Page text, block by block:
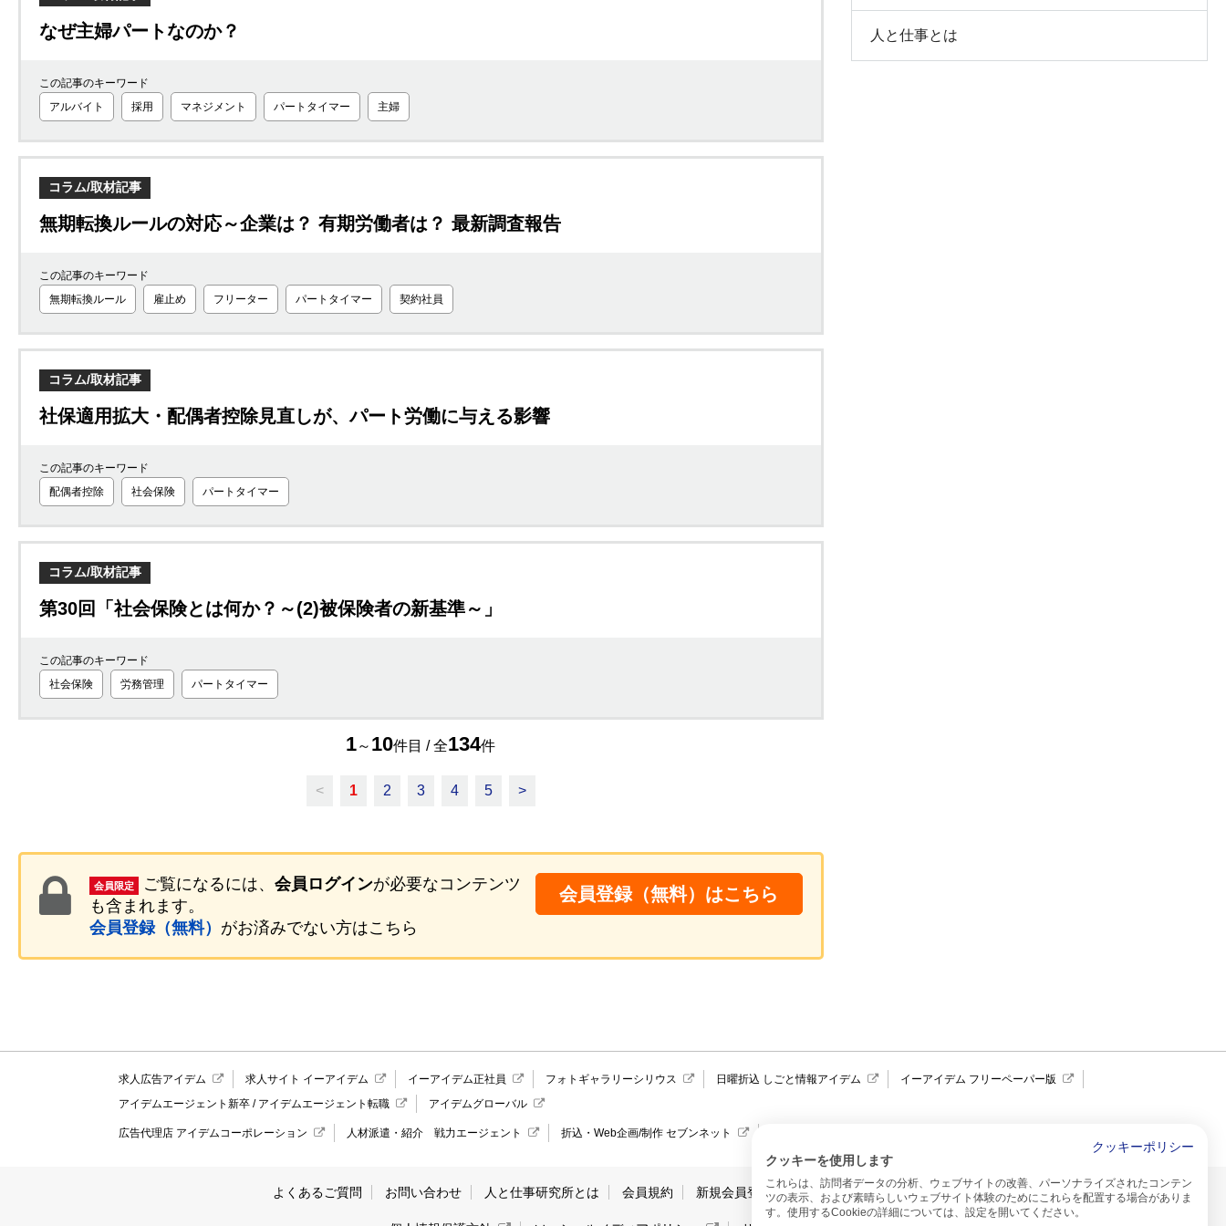
なぜ主婦パートなのか？
この記事のキーワード
アルバイト
採用 マネジメント パートタイマー 主婦
コラム/取材記事
無期転換ルールの対応～企業は？ 有期労働者は？ 最新調査報告
この記事のキーワード
無期転換ルール
雇止め フリーター パートタイマー 契約社員
コラム/取材記事
社保適用拡大・配偶者控除見直しが、パート労働に与える影響
この記事のキーワード
配偶者控除
社会保険 パートタイマー
コラム/取材記事
第30回「社会保険とは何か？～(2)被保険者の新基準～」
この記事のキーワード
社会保険
労務管理 パートタイマー
1～ 10件目 / 全134件
< 1 2 3 4 5 >
会員限定 ご覧になるには、 会員ログインが必要なコンテンツ
も含まれます。
会員登録（無料） がお済みでない方はこちら
会員登録（無料）はこちら
人と仕事とは
求人広告アイデム 求人サイト イーアイデム イーアイデム正社員 フォトギャラリーシリウス 日曜折込 しごと情報アイデム
イーアイデム フリーペーパー版
アイデムエージェント新卒 / アイデムエージェント転職 アイデムグローバル
広告代理店 アイデムコーポレーション 人材派遣・紹介 戦力エージェント 折込・Web企画/制作 セブンネット
よくあるご質問 お問い合わせ 人と仕事研究所とは 会員規約 新規会員登録 サイトのご利用について
クッキーポリシー
クッキーを使用します
これらは、訪問者データの分析、ウェブサイトの改善、パーソナライズされたコンテン
ツの表示、および素晴らしいウェブサイト体験のためにこれらを配置する場合がありま
す。使用するCookieの詳細については、設定を開いてください。